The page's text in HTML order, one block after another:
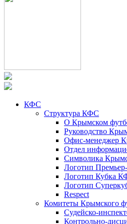
КФС
Структура КФС
О Крымском
Руководство
Офис-менеджер
Отдел
Символика
Логотип
Логотип Кубка
Логотип
Respect
Комитеты Крымского
Судейско-
Контрольно-